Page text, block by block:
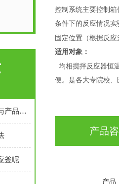
水热合成反应釜操作规范与产品特性说明
釜呢
控制系统主要控制
条件下的反应情况
固定位置（根据反
适用对象：
均相搅拌反应器恒
便。是各大专院校、
产品
产品